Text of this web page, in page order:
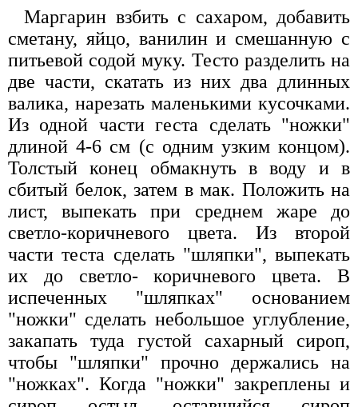
Маргарин взбить с сахаром, добавить
сметану, яйцо, ванилин и смешанную с
питьевой содой муку. Тесто разделить на
две части, скатать из них два длинных
валика, нарезать маленькими кусочками.
Из одной части геста сделать "ножки"
длиной 4-6 см (с одним узким концом).
Толстый конец обмакнуть в воду и в
сбитый белок, затем в мак. Положить на
лист, выпекать при среднем жаре до
светло-коричневого цвета. Из второй
части теста сделать "шляпки", выпекать
их до светло- коричневого цвета. В
испеченных "шляпках" основанием
"ножки" сделать небольшое углубление,
закапать туда густой сахарный сироп,
чтобы "шляпки" прочно держались на
"ножках". Когда "ножки" закреплены и